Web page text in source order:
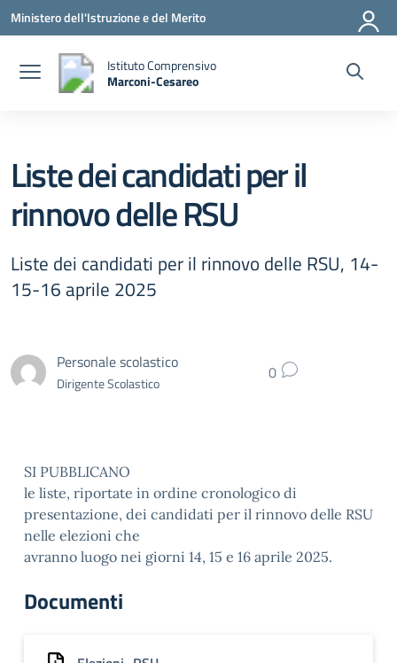
Vai ai contenuti
Vai al menu di navigazione
Vai al footer
Ministero dell'Istruzione e del Merito
Istituto Comprensivo
Marconi-Cesareo
Liste dei candidati per il
rinnovo delle RSU
Liste dei candidati per il rinnovo delle RSU, 14-
15-16 aprile 2025
Personale scolastico
Dirigente Scolastico 0
SI PUBBLICANO
le liste, riportate in ordine cronologico di
presentazione, dei candidati per il rinnovo delle RSU
nelle elezioni che
avranno luogo nei giorni 14, 15 e 16 aprile 2025.
Documenti